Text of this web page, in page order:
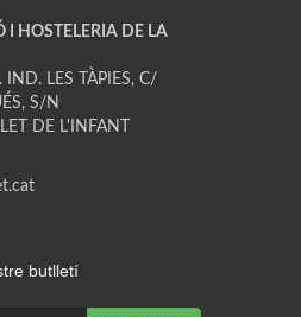
I HOSTELERIA DE LA
IND. LES TÀPIES, C/
S/N
DE L'INFANT
butlletí